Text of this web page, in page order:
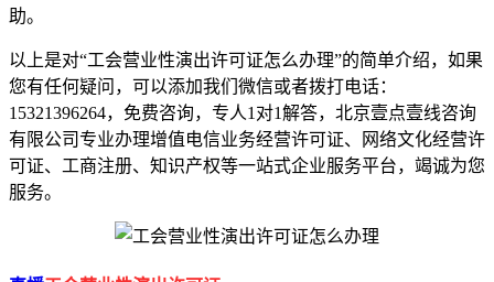
助。
以上是对“工会营业性演出许可证怎么办理”的简单介绍，如果
您有任何疑问，可以添加我们微信或者拨打电话：
15321396264，免费咨询，专人1对1解答，北京壹点壹线咨询
有限公司专业办理增值电信业务经营许可证、网络文化经营许
可证、工商注册、知识产权等一站式企业服务平台，竭诚为您
服务。